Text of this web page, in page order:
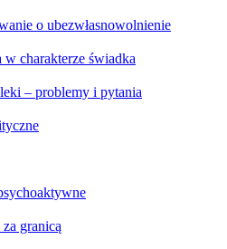
o ubezwłasnowolnienie
charakterze świadka
– problemy i pytania
granicą